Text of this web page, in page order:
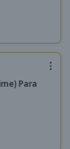
Para